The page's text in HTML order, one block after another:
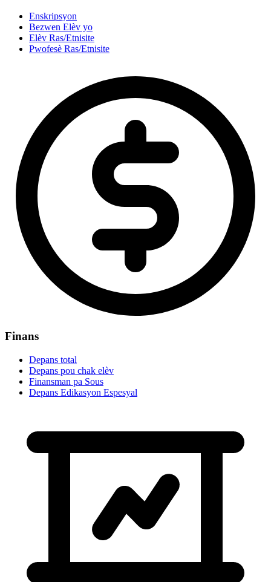
Enskripsyon
Bezwen Elèv yo
Elèv Ras/Etnisite
Pwofesè Ras/Etnisite
Finans
Depans total
Depans pou chak elèv
Finansman pa Sous
Depans Edikasyon Espesyal